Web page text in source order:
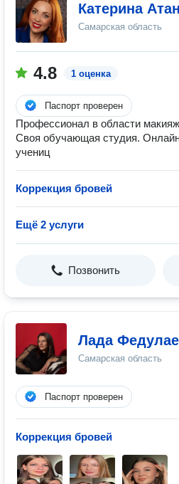
Катерина
Самарская область
4.8 1 оценка
Паспорт проверен
Профессионал в области
Своя обучающая студия.
учениц
Коррекция бровей
Ещё 2 услуги
Позвонить
Лада
Самарская область
Паспорт проверен
Коррекция бровей